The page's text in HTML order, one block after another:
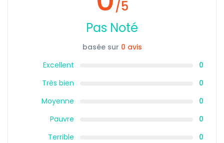
/5
Pas Noté
basée sur 0 avis
Excellent
0
Très bien
0
Moyenne
0
Pauvre
0
Terrible
0